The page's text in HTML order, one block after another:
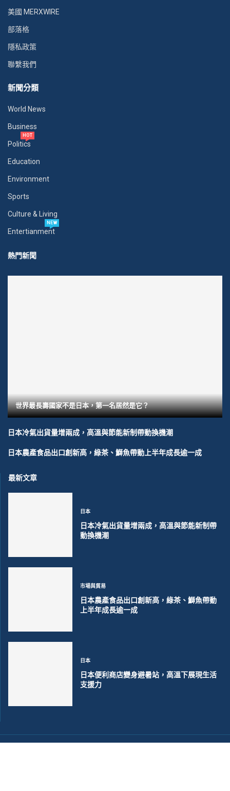
美國 MERXWIRE
部落格
隱私政策
聯繫我們
新聞分類
World News
Business
Politics
HOT
Education
Environment
Sports
Culture & Living
Entertianment
NEW
熱門新聞
世界最長壽國家不是日本，第一名居然是它？
日本冷氣出貨量增兩成，高溫與節能新制帶動換機潮
日本農產食品出口創新高，綠茶、鰤魚帶動上半年成長逾一成
最新文章
日本
日本冷氣出貨量增兩成，高溫與節能新制帶
動換機潮
市場與貿易
日本農產食品出口創新高，綠茶、鰤魚帶動
上半年成長逾一成
日本
日本便利商店變身避暑站，高溫下展現生活
支援力